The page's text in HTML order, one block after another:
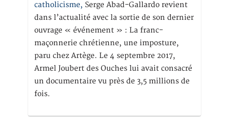
catholicisme, Serge Abad-Gallardo revient
dans l’actualité avec la sortie de son dernier
ouvrage « événement » : La franc-
maçonnerie chrétienne, une imposture,
paru chez Artège. Le 4 septembre 2017,
Armel Joubert des Ouches lui avait consacré
un documentaire vu près de 3,5 millions de
fois.